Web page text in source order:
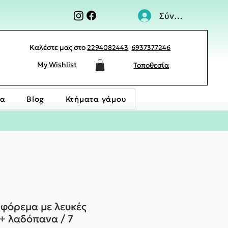
Σύνδεση
Καλέστε μας στο2294082443 6937377246
My Wishlist Τοποθεσία
Blog Κτήματα γάμου
με λευκές
λαδόπανα / 7